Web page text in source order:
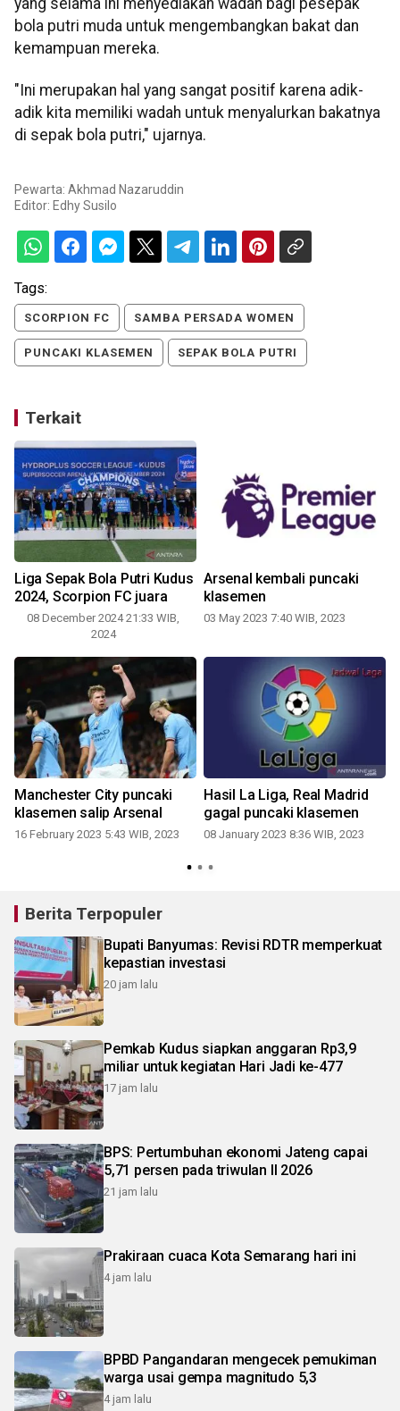
yang selama ini menyediakan wadah bagi pesepak
bola putri muda untuk mengembangkan bakat dan
kemampuan mereka.
"Ini merupakan hal yang sangat positif karena adik-
adik kita memiliki wadah untuk menyalurkan bakatnya
di sepak bola putri," ujarnya.
Pewarta: Akhmad Nazaruddin
Editor: Edhy Susilo
Tags:
SCORPION FC SAMBA PERSADA WOMEN
PUNCAKI KLASEMEN SEPAK BOLA PUTRI
Terkait
Liga Sepak Bola Putri Kudus
2024, Scorpion FC juara
08 December 2024 21:33 WIB,
2024
Arsenal kembali puncaki
klasemen
03 May 2023 7:40 WIB, 2023
Manchester City puncaki
klasemen salip Arsenal
16 February 2023 5:43 WIB, 2023
Hasil La Liga, Real Madrid
gagal puncaki klasemen
08 January 2023 8:36 WIB, 2023
Berita Terpopuler
Bupati Banyumas: Revisi RDTR memperkuat
kepastian investasi
20 jam lalu
Pemkab Kudus siapkan anggaran Rp3,9
miliar untuk kegiatan Hari Jadi ke-477
17 jam lalu
BPS: Pertumbuhan ekonomi Jateng capai
5,71 persen pada triwulan II 2026
21 jam lalu
Prakiraan cuaca Kota Semarang hari ini
4 jam lalu
BPBD Pangandaran mengecek pemukiman
warga usai gempa magnitudo 5,3
4 jam lalu